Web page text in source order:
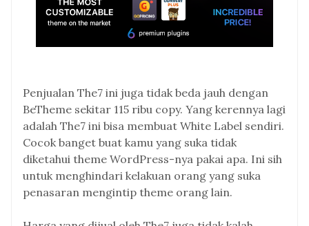
Penjualan The7 ini juga tidak beda jauh dengan
BeTheme sekitar 115 ribu copy. Yang kerennya lagi
adalah The7 ini bisa membuat White Label sendiri.
Cocok banget buat kamu yang suka tidak
diketahui theme WordPress-nya pakai apa. Ini sih
untuk menghindari kelakuan orang yang suka
penasaran mengintip theme orang lain.